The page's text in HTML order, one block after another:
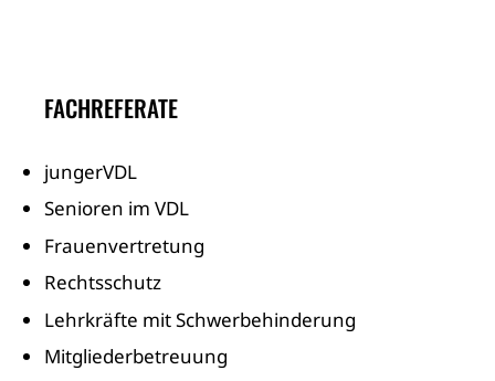
FACHREFERATE
jungerVDL
Senioren im VDL
Frauenvertretung
Rechtsschutz
Lehrkräfte mit Schwerbehinderung
Mitgliederbetreuung